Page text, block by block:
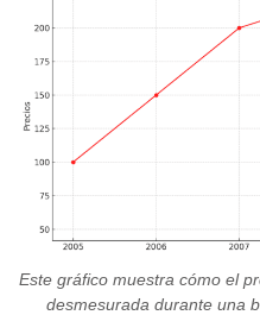
Este gráfico muestra cómo el
desmesurada durante una